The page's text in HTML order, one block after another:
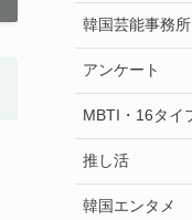
韓国芸能事務所
アンケート
MBTI・16タイ
推し活
韓国エンタメ